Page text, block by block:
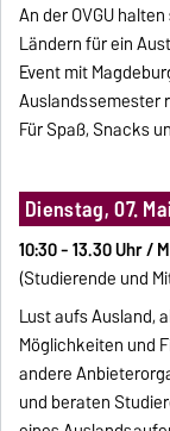
An der OVGU
Ländern für ein
Event mit
Auslandssemester
Für Spaß, Snacks
Dienstag, 07.
10:30 - 13.30 Uhr /
(Studierende und
Lust aufs Ausland,
Möglichkeiten und
andere
und beraten